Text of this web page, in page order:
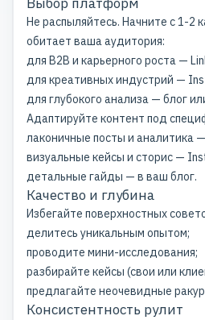
Не распыляйтесь. Начните с 1-2
обитает ваша аудитория:
для B2B и карьерного роста —
для креативных индустрий —
для глубокого анализа — блог
Адаптируйте контент под
лаконичные посты и аналитика
визуальные кейсы и сторис —
детальные гайды — в ваш блог.
Качество и глубина
Избегайте поверхностных
делитесь уникальным опытом;
проводите мини-исследования;
разбирайте кейсы (свои или
предлагайте неочевидные
Консистентность рулит